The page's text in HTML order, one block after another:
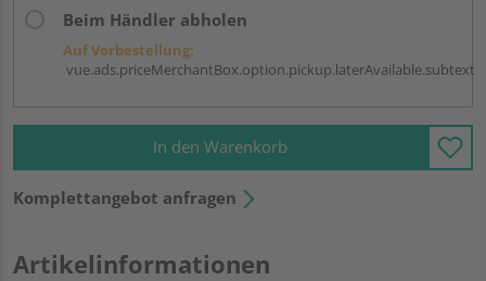
Beim Händler abholen
Auf Vorbestellung:
vue.ads.priceMerchantBox.option.pickup.laterAvailable.subtext
In den Warenkorb
Komplettangebot anfragen
Artikelinformationen